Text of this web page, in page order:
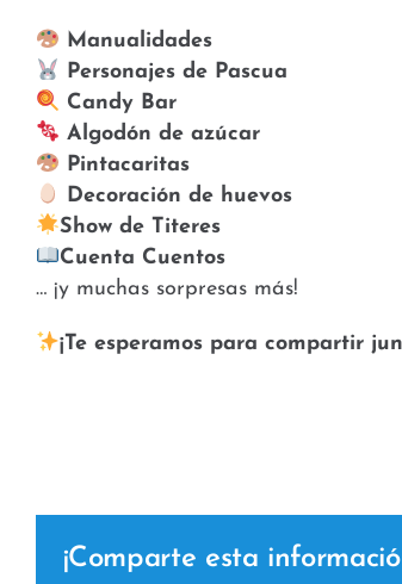
Manualidades
Personajes de Pascua
Candy Bar
Algodón de azúcar
Pintacaritas
Decoración de huevos
Show de Titeres
Cuenta Cuentos
… ¡y muchas sorpresas más!
¡Te esperamos para compartir
¡Comparte esta